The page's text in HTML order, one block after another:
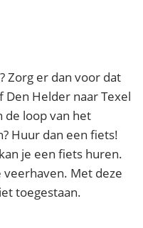
Zorg er dan voor dat
Den Helder naar Texel
de loop van het
Huur dan een fiets!
kan je een fiets huren.
veerhaven. Met deze
toegestaan.